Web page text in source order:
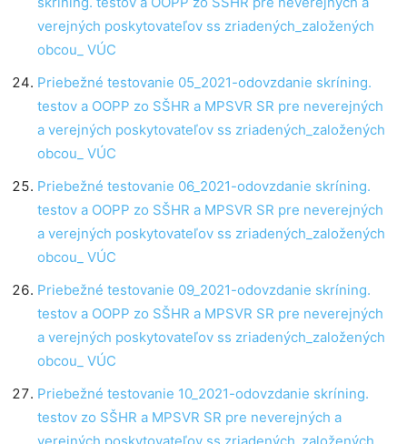
verejných poskytovateľov ss zriadených_založených
obcou_ VÚC
Priebežné testovanie 05_2021-odovzdanie skríning.
testov a OOPP zo SŠHR a MPSVR SR pre neverejných
a verejných poskytovateľov ss zriadených_založených
obcou_ VÚC
Priebežné testovanie 06_2021-odovzdanie skríning.
testov a OOPP zo SŠHR a MPSVR SR pre neverejných
a verejných poskytovateľov ss zriadených_založených
obcou_ VÚC
Priebežné testovanie 09_2021-odovzdanie skríning.
testov a OOPP zo SŠHR a MPSVR SR pre neverejných
a verejných poskytovateľov ss zriadených_založených
obcou_ VÚC
Priebežné testovanie 10_2021-odovzdanie skríning.
testov zo SŠHR a MPSVR SR pre neverejných a